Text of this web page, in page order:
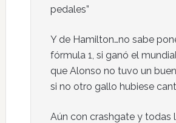
pedales”
Y de Hamilton…no sabe
fórmula 1, si ganó el
que Alonso no tuvo un
si no otro gallo hubiese
Aún con crashgate y todas